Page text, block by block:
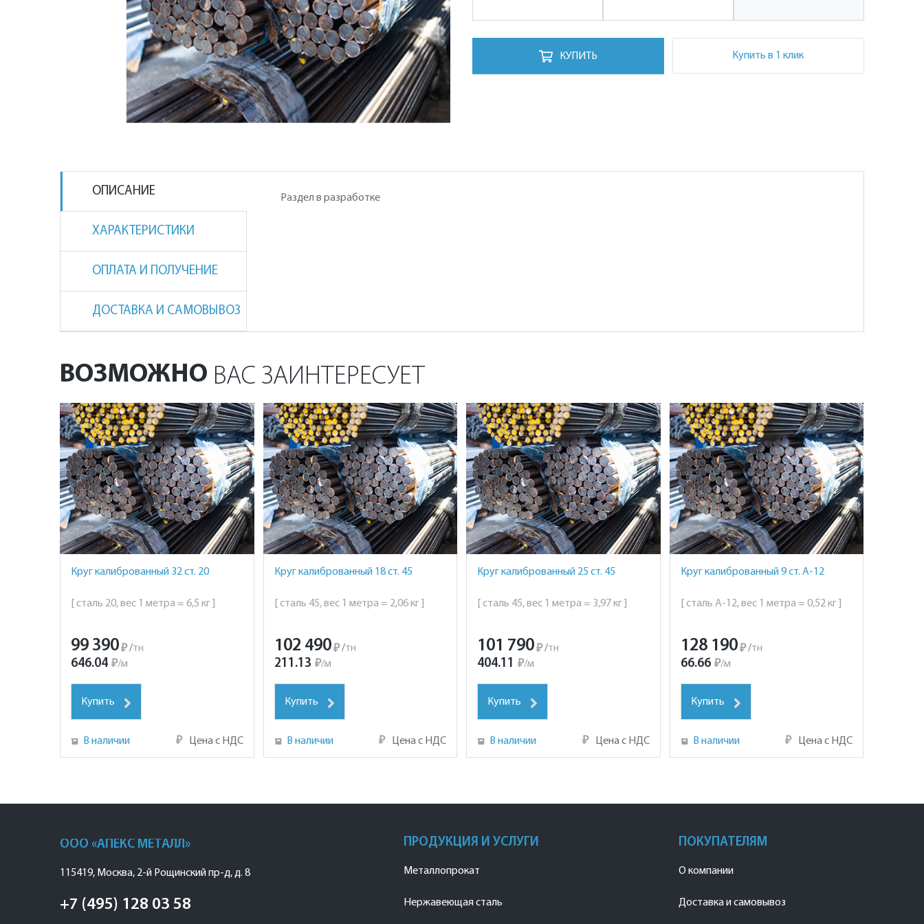
КУПИТЬ Купить в 1 клик
ОПИСАНИЕ
ХАРАКТЕРИСТИКИ
ОПЛАТА И ПОЛУЧЕНИЕ
ДОСТАВКА И САМОВЫВОЗ
Раздел в разработке
ВОЗМОЖНО ВАС ЗАИНТЕРЕСУЕТ
Круг калиброванный 32 ст. 20
[ сталь 20, вес 1 метра = 6,5 кг ]
99 390₽ /тн
646.04 ₽/м
Купить
В наличии ₽ Цена с НДС
Круг калиброванный 18 ст. 45
[ сталь 45, вес 1 метра = 2,06 кг ]
102 490 ₽ /тн
211.13 ₽/м
Купить
В наличии ₽ Цена с НДС
Круг калиброванный 25 ст. 45
[ сталь 45, вес 1 метра = 3,97 кг ]
101 790₽ /тн
404.11 ₽/м
Купить
В наличии ₽ Цена с НДС
Круг калиброванный 9 ст. А-12
[ сталь А-12, вес 1 метра = 0,52 кг ]
128 190 ₽ /тн
66.66 ₽/м
Купить
В наличии ₽ Цена с НДС
ООО «АПЕКС МЕТАЛЛ»
115419, Москва, 2-й Рощинский пр-д, д. 8
+7 (495) 128 03 58
ПРОДУКЦИЯ И УСЛУГИ
Металлопрокат
Нержавеющая сталь
ПОКУПАТЕЛЯМ
О компании
Доставка и самовывоз